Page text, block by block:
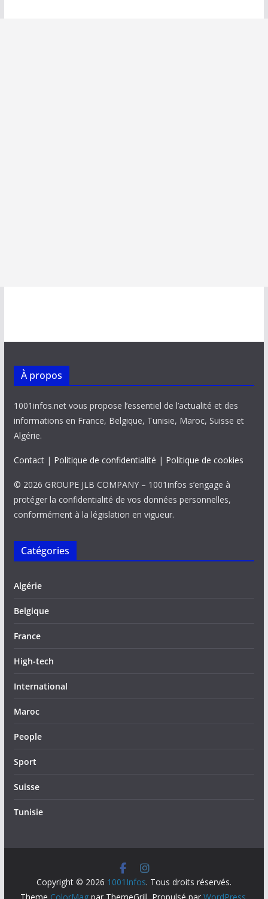
À propos
1001infos.net vous propose l’essentiel de l’actualité et des
informations en France, Belgique, Tunisie, Maroc, Suisse et
Algérie.
Contact| Politique de confidentialité | Politique de cookies
© 2026 GROUPE JLB COMPANY – 1001infos s’engage à
protéger la confidentialité de vos données personnelles,
conformément à la législation en vigueur.
Catégories
Algérie
Belgique
France
High-tech
International
Maroc
People
Sport
Suisse
Tunisie
Copyright © 2026 1001Infos. Tous droits réservés.
Theme ColorMagpar ThemeGrill. Propulsé par WordPress